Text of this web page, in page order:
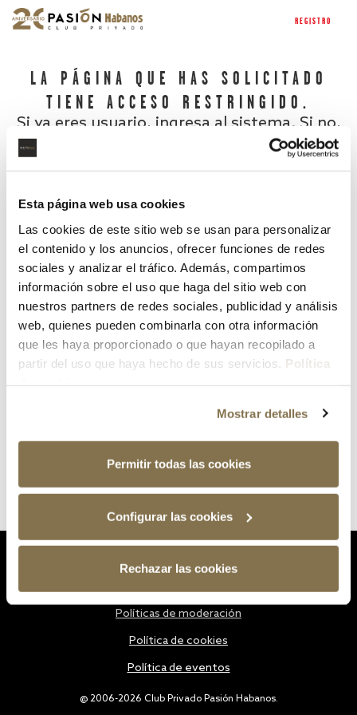
Esta página web usa cookies
Las cookies de este sitio web se usan para personalizar
el contenido y los anuncios, ofrecer funciones de redes
sociales y analizar el tráfico. Además, compartimos
información sobre el uso que haga del sitio web con
nuestros partners de redes sociales, publicidad y análisis
web, quienes pueden combinarla con otra información
que les haya proporcionado o que hayan recopilado a
partir del uso que haya hecho de sus servicios. Política
Mostrar detalles
Permitir todas las cookies
Configurar las cookies
Rechazar las cookies
REGISTRO
LA PÁGINA QUE HAS SOLICITADO
TIENE ACCESO RESTRINGIDO.
Si ya eres usuario, ingresa al sistema. Si no,
¿Has olvidado tu contraseña?
@ 2006-2026 Club Privado Pasión Habanos.
Políticas de moderación
Política de cookies
Política de eventos